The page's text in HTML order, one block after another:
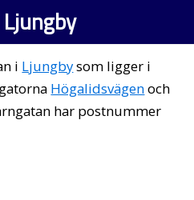
i Ljungbysom ligger i
Högalidsvägenoch
har postnummer